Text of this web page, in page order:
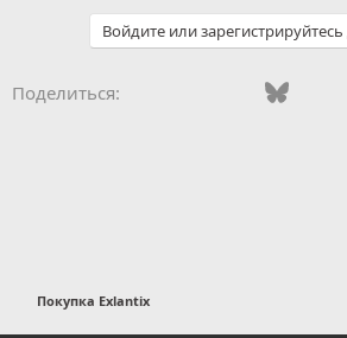
Войдите или зарегистрируйтесь
Поделиться: Odnoklassniki
Mail.ruBluesky
Покупка Exlantix